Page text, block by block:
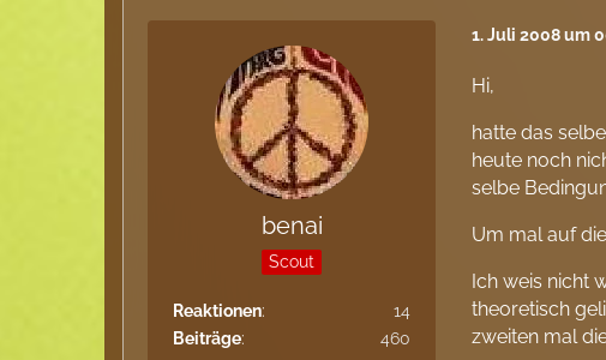
benai
Scout
Reaktionen
14
Beiträge
460
1. Juli 2008 um
Hi,
hatte das
heute noch
selbe
Um mal auf
Ich weis nicht
theoretisch
zweiten mal